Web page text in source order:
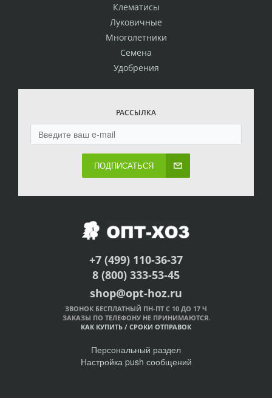
Клематисы
Луковичные
Многолетники
Семена
Удобрения
РАССЫЛКА
ПОДПИСАТЬСЯ
+7 (499) 110-36-37
8 (800) 333-53-45
shop@opt-hoz.ru
ЗВОНОК БЕСПЛАТНЫЙ ПН-ПТ С 10 ДО 17 Ч
ЗАКАЗЫ ПО ТЕЛЕФОНУ НЕ ПРИНИМАЮТСЯ.
КАК КУПИТЬ / СРОКИ ОТПРАВОК
Персональный раздел
Настройка push сообщений